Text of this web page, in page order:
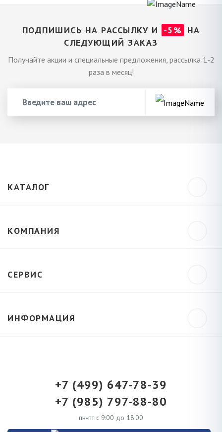
ПОДПИШИСЬ НА РАССЫЛКУ И -5%
НА
СЛЕДУЮЩИЙ ЗАКАЗ
Получайте акции и специальные предложения, рассылка 1-2
раза в месяц!
КАТАЛОГ
КОМПАНИЯ
СЕРВИС
ИНФОРМАЦИЯ
+7 (499) 647-78-39
+7 (985) 797-88-80
пн-пт с 9:00 до 18:00